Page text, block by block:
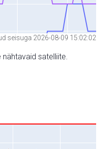
seisuga 2026-08-09 15:02:02
satelliite.